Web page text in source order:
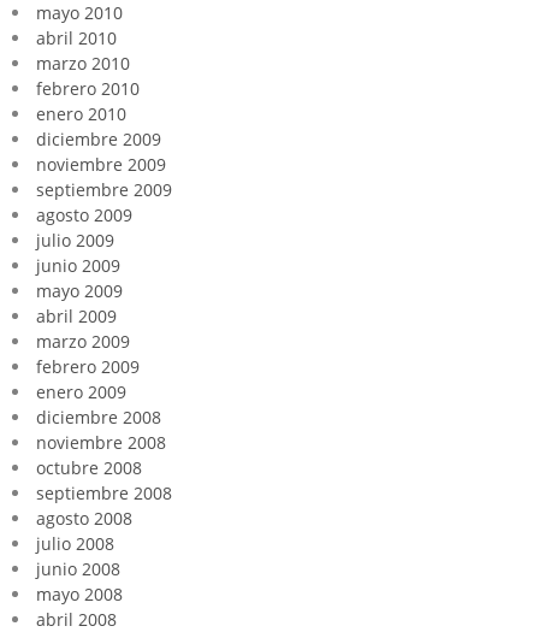
mayo 2010
abril 2010
marzo 2010
febrero 2010
enero 2010
diciembre 2009
noviembre 2009
septiembre 2009
agosto 2009
julio 2009
junio 2009
mayo 2009
abril 2009
marzo 2009
febrero 2009
enero 2009
diciembre 2008
noviembre 2008
octubre 2008
septiembre 2008
agosto 2008
julio 2008
junio 2008
mayo 2008
abril 2008